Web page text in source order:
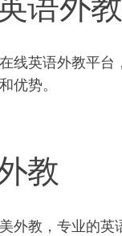
线英语外教平
优势。
教
外教，专业的英